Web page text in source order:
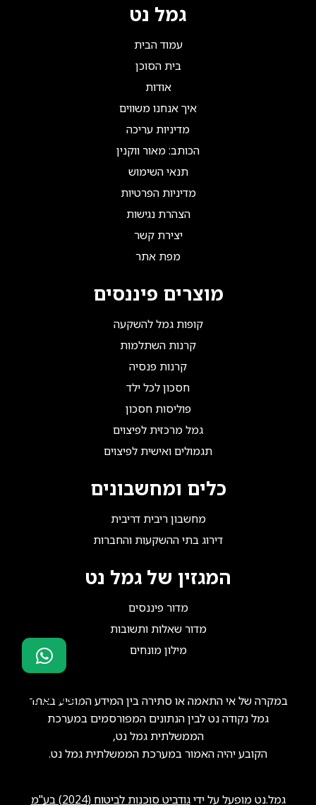
גמל נט
עמוד הבית
בית הסוכן
אודות
איך אנחנו משווים
מדיניות עריכה
הכותב: מאור ווקנין
תנאי השימוש
מדיניות הפרטיות
הצהרת נגישות
יצירת קשר
מפת אתר
מוצרים פיננסים
קופות גמל להשקעה
קרנות השתלמות
קרנות פנסיה
חסכון לכל ילד
פוליסות חסכון
גמל מרכזית לפיצוים
תגמולים ואישית לפיצוים
כלים ומחשבונים
מחשבון ריבית דריבית
דירוג בתי ההשקעות והחברות
המגזין של גמל נט
מדור פיננסים
מדור שאלות ותשובות
מילון מונחים
במקרה של אי התאמה או סתירה בין המידע המופיע באתר
גמל נקודה נט לבין הנתונים המפורסמים במערכת
הממשלתית גמל נט,
הקובע יהיה האמור במערכת הממשלתית גמל נט.
גמל.נט מופעל על ידיגודביט סוכנות לביטוח (2024) בע"מ
הצטרפו אלינו!